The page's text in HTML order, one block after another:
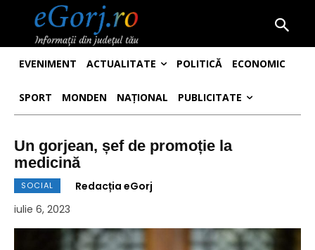
EVENIMENT ACTUALITATE POLITICĂ ECONOMIC
SPORT MONDEN NAȚIONAL PUBLICITATE
Un gorjean, șef de promoție la
medicină
SOCIAL
Redacția eGorj
iulie 6, 2023